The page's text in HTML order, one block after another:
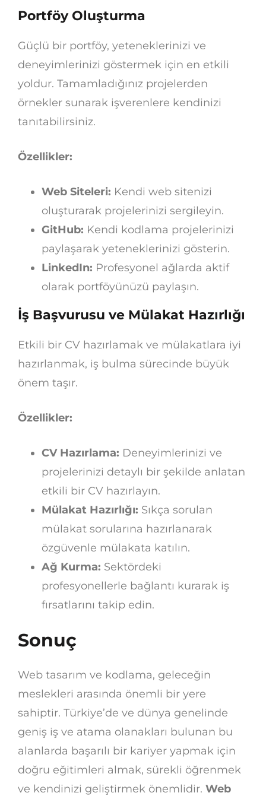
Portföy Oluşturma
Güçlü bir portföy, yeteneklerinizi ve
deneyimlerinizi göstermek için en etkili
yoldur. Tamamladığınız projelerden
örnekler sunarak işverenlere kendinizi
tanıtabilirsiniz.
Özellikler:
Web Siteleri: Kendi web sitenizi
oluşturarak projelerinizi sergileyin.
GitHub: Kendi kodlama projelerinizi
paylaşarak yeteneklerinizi gösterin.
LinkedIn: Profesyonel ağlarda aktif
olarak portföyünüzü paylaşın.
İş Başvurusu ve Mülakat Hazırlığı
Etkili bir CV hazırlamak ve mülakatlara iyi
hazırlanmak, iş bulma sürecinde büyük
önem taşır.
Özellikler:
CV Hazırlama: Deneyimlerinizi ve
projelerinizi detaylı bir şekilde anlatan
etkili bir CV hazırlayın.
Mülakat Hazırlığı: Sıkça sorulan
mülakat sorularına hazırlanarak
özgüvenle mülakata katılın.
Ağ Kurma: Sektördeki
profesyonellerle bağlantı kurarak iş
fırsatlarını takip edin.
Sonuç
Web tasarım ve kodlama, geleceğin
meslekleri arasında önemli bir yere
sahiptir. Türkiye’de ve dünya genelinde
geniş iş ve atama olanakları bulunan bu
alanlarda başarılı bir kariyer yapmak için
doğru eğitimleri almak, sürekli öğrenmek
ve kendinizi geliştirmek önemlidir. Web